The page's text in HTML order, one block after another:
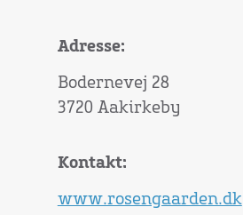
Adresse:
Bodernevej 28
3720 Aakirkeby
Kontakt:
www.rosengaarden.dk